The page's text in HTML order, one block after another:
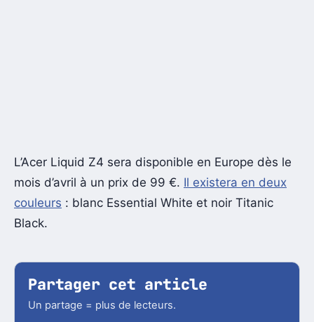
L’Acer Liquid Z4 sera disponible en Europe dès le
mois d’avril à un prix de 99 €. Il existera en deux
couleurs : blanc Essential White et noir Titanic
Black.
Partager cet article
Un partage = plus de lecteurs.